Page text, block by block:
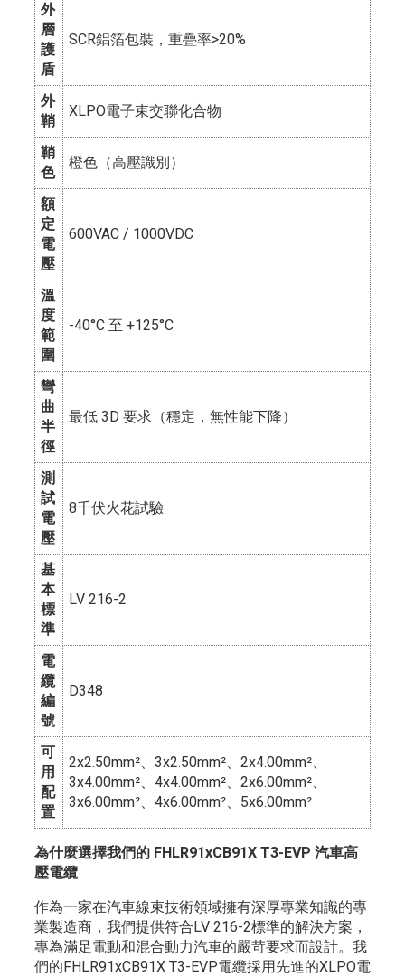
外
層
護
盾
SCR鋁箔包裝，重疊率>20%
外
鞘
XLPO電子束交聯化合物
鞘
色
橙色（高壓識別）
額
定
電
壓
600VAC / 1000VDC
溫
度
範
圍
-40°C 至 +125°C
彎
曲
半
徑
最低 3D 要求（穩定，無性能下降）
測
試
電
壓
8千伏火花試驗
基
本
標
準
LV 216-2
電
纜
編
號
D348
可
用
配
置
2x2.50mm²、3x2.50mm²、2x4.00mm²、
3x4.00mm²、4x4.00mm²、2x6.00mm²、
3x6.00mm²、4x6.00mm²、5x6.00mm²
為什麼選擇我們的 FHLR91xCB91X T3-EVP 汽車高
壓電纜
作為一家在汽車線束技術領域擁有深厚專業知識的專
業製造商，我們提供符合LV 216-2標準的解決方案，
專為滿足電動和混合動力汽車的嚴苛要求而設計。我
們的FHLR91xCB91X T3-EVP電纜採用先進的XLPO電